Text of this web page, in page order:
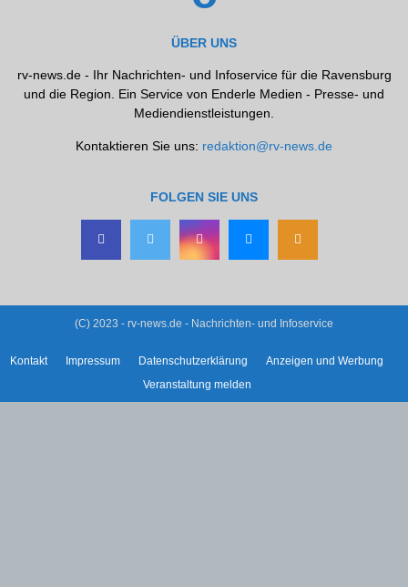
ÜBER UNS
rv-news.de - Ihr Nachrichten- und Infoservice für die Ravensburg
und die Region. Ein Service von Enderle Medien - Presse- und
Mediendienstleistungen.
Kontaktieren Sie uns: redaktion@rv-news.de
FOLGEN SIE UNS
(C) 2023 - rv-news.de - Nachrichten- und Infoservice
Kontakt Impressum Datenschutzerklärung
Anzeigen und Werbung
Veranstaltung melden